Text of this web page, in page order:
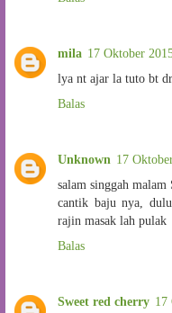
mila 17 Oktober
lya nt ajar la tuto bt
Balas
Unknown 17
salam singgah malam
cantik baju nya,
rajin masak lah pulak
Balas
Sweet red cherry 17